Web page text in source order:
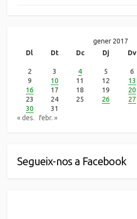
gener 2017
Dl
Dt Dc Dj Dv
2
3 4 5 6
9
10 11 12 13
16
17 18 19 20
23
24 25 26 27
30
31
« des.
febr. »
Segueix-nos a Facebook